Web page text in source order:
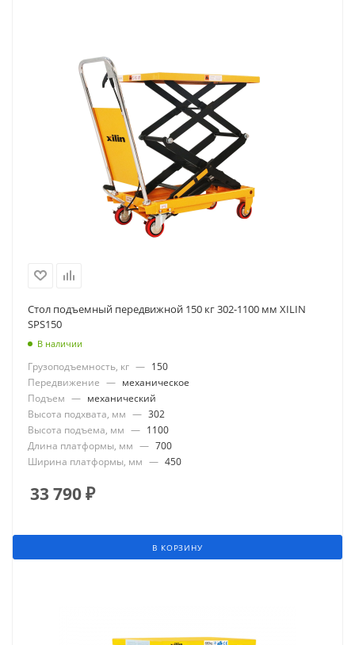
Стол подъемный передвижной 150 кг 302-1100 мм XILIN
SPS150
В наличии
Грузоподъемность, кг — 150
Передвижение — механическое
Подъем — механический
Высота подхвата, мм — 302
Высота подъема, мм — 1100
Длина платформы, мм — 700
Ширина платформы, мм — 450
33 790₽
В КОРЗИНУ